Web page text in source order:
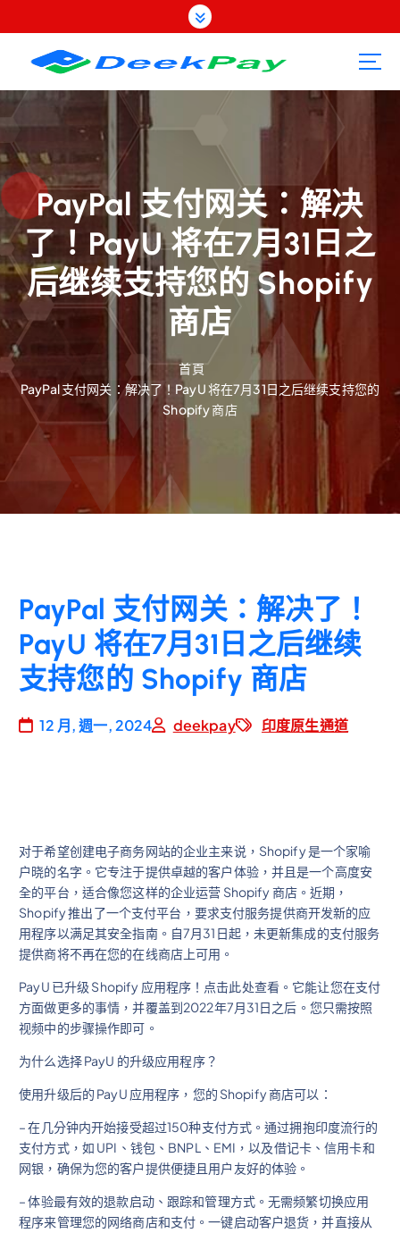
至
PayPal 支付网关：解决
了！PayU 将在7月31日之
后继续支持您的 Shopify
商店
首頁
PayPal 支付网关：解决了！PayU 将在7月31日之后继续支持您的
Shopify 商店
PayPal 支付网关：解决了！
PayU 将在7月31日之后继续
支持您的 Shopify 商店
12 月, 週一, 2024 deekpay 印度原生通道
对于希望创建电子商务网站的企业主来说，Shopify 是一个家喻
户晓的名字。它专注于提供卓越的客户体验，并且是一个高度安
全的平台，适合像您这样的企业运营 Shopify 商店。近期，
Shopify 推出了一个支付平台，要求支付服务提供商开发新的应
用程序以满足其安全指南。自7月31日起，未更新集成的支付服务
提供商将不再在您的在线商店上可用。
PayU 已升级 Shopify 应用程序！点击此处查看。它能让您在支付
方面做更多的事情，并覆盖到2022年7月31日之后。您只需按照
视频中的步骤操作即可。
为什么选择 PayU 的升级应用程序？
使用升级后的 PayU 应用程序，您的 Shopify 商店可以：
– 在几分钟内开始接受超过150种支付方式。通过拥抱印度流行的
支付方式，如 UPI、钱包、BNPL、EMI，以及借记卡、信用卡和
网银，确保为您的客户提供便捷且用户友好的体验。
– 体验最有效的退款启动、跟踪和管理方式。无需频繁切换应用
程序来管理您的网络商店和支付。一键启动客户退货，并直接从